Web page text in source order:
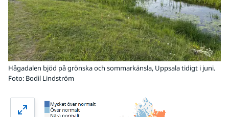
Hågadalen bjöd på grönska och sommarkänsla, Uppsala tidigt i juni.
Foto: Bodil Lindström